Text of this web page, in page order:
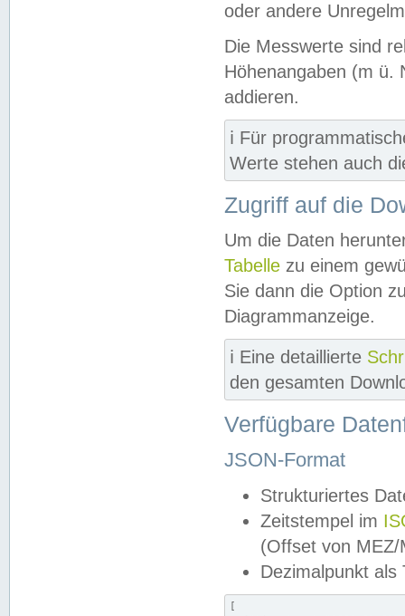
oder andere
Die Messwerte sind
Höhenangaben (m ü.
addieren.
ℹ️ Für
Werte stehen auch
Zugriff auf die
Um die Daten
Tabelle zu einem
Sie dann die Option
Diagrammanzeige.
ℹ️ Eine detaillierte
den gesamten
Verfügbare
JSON-Format
Strukturiertes
Zeitstempel im
(Offset von MEZ/
Dezimalpunkt als
[